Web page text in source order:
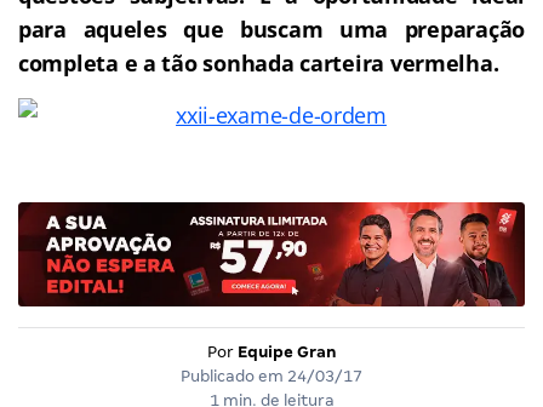
para aqueles que buscam uma preparação
completa e a tão sonhada carteira vermelha.
Por Equipe Gran
Publicado em 24/03/17
1 min. de leitura